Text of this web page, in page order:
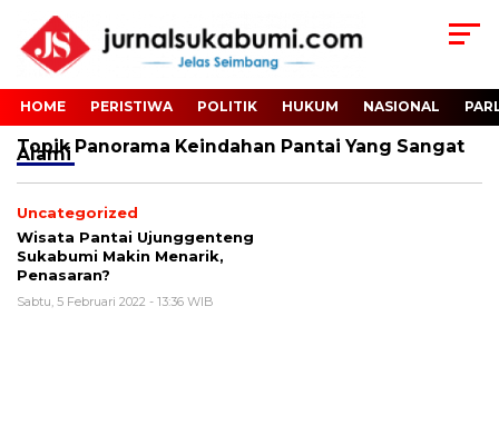
HOME PERISTIWA POLITIK HUKUM NASIONAL
Topik Panorama Keindahan Pantai Yang Sangat
Alami
Uncategorized
Wisata Pantai Ujunggenteng
Sukabumi Makin Menarik,
Penasaran?
Sabtu, 5 Februari 2022 - 13:36 WIB